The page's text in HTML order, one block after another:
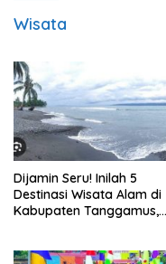
Wisata
Dijamin Seru! Inilah 5
Destinasi Wisata Alam di
Kabupaten Tanggamus,